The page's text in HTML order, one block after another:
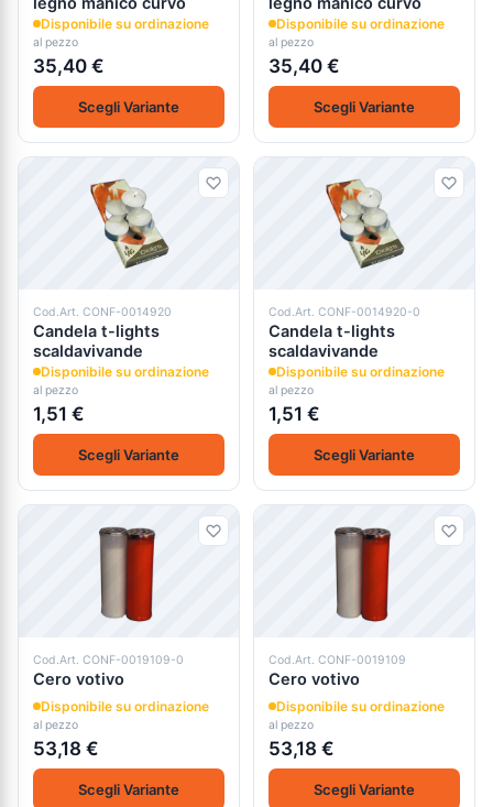
Disponibile su ordinazione
al pezzo
35,40 €
Scegli Variante
Disponibile su ordinazione
al pezzo
35,40 €
Scegli Variante
Cod.Art. CONF-0014920
Candela t-lights
scaldavivande
Disponibile su ordinazione
al pezzo
1,51 €
Scegli Variante
Cod.Art. CONF-0014920-0
Candela t-lights
scaldavivande
Disponibile su ordinazione
al pezzo
1,51 €
Scegli Variante
Cod.Art. CONF-0019109-0
Cero votivo
Disponibile su ordinazione
al pezzo
53,18 €
Scegli Variante
Cod.Art. CONF-0019109
Cero votivo
Disponibile su ordinazione
al pezzo
53,18 €
Scegli Variante